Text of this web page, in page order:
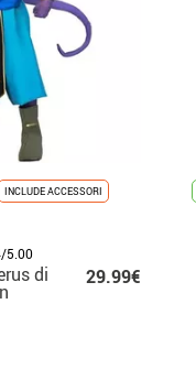
INCLUDE ACCESSORI
5.00
di 29.99€